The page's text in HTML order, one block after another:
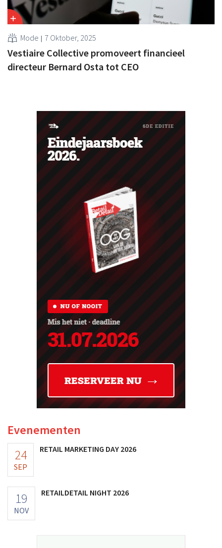
Mode 7 Oktober, 2025
Vestiaire Collective promoveert financieel
directeur Bernard Osta tot CEO
Evenementen
24
SEP
RETAIL MARKETING DAY 2026
19
NOV
RETAILDETAIL NIGHT 2026